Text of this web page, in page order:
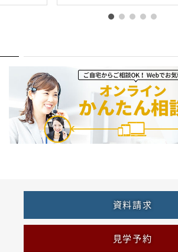
資料請求
見学予約